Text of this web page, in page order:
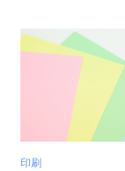
印刷